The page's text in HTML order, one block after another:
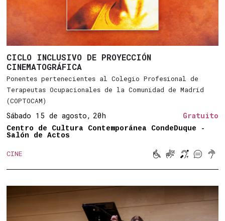
CICLO INCLUSIVO DE PROYECCIÓN
CINEMATOGRÁFICA
Ponentes pertenecientes al Colegio Profesional de
Terapeutas Ocupacionales de la Comunidad de Madrid
(COPTOCAM)
Sábado 15 de agosto, 20h Gratuito
Centro de Cultura Contemporánea CondeDuque -
Salón de Actos
CINE Movilidad
Lengua de

Bucle
 